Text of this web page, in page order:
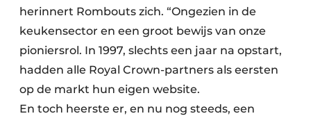
herinnert Rombouts zich. “Ongezien in de
keukensector en een groot bewijs van onze
pioniersrol. In 1997, slechts een jaar na opstart,
hadden alle Royal Crown-partners als eersten
op de markt hun eigen website.
En toch heerste er, en nu nog steeds, een